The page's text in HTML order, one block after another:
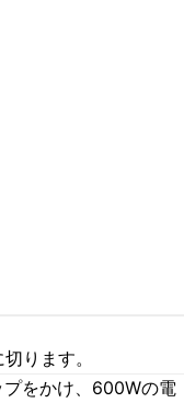
ります。
をかけ、600Wの電